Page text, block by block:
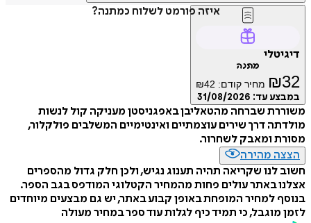
איזה פורמט לשלוח כמתנה?
דיגיטלי
מתנה
₪32 מחיר קודם: ₪42
במבצע עד: 31/08/2026
משוררת שברחה מהטאליבן באפגניסטן מעניקה קול לנשות
מולדתה דרך שירים עוצמתיים ואינטימיים המשלבים פולקלור,
מסורת ומאבק לשחרור.
הצצה מהירה
חשוב לנו שקריאה תהיה תענוג נגיש, ולכן חלק גדול מהספרים
אצלנו באתר עולים פחות מהמחיר הקטלוגי המודפס בגב הספר.
בנוסף למחיר המופחת באופן קבוע באתר, יש גם מבצעים מיוחדים
לזמן מוגבל, כי תמיד כיף לגלות עוד ספר במחיר מעולה